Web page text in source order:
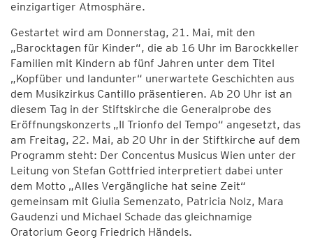
einzigartiger Atmosphäre.
Gestartet wird am Donnerstag, 21. Mai, mit den
„Barocktagen für Kinder“, die ab 16 Uhr im Barockkeller
Familien mit Kindern ab fünf Jahren unter dem Titel
„Kopfüber und landunter“ unerwartete Geschichten aus
dem Musikzirkus Cantillo präsentieren. Ab 20 Uhr ist an
diesem Tag in der Stiftskirche die Generalprobe des
Eröffnungskonzerts „Il Trionfo del Tempo“ angesetzt, das
am Freitag, 22. Mai, ab 20 Uhr in der Stiftkirche auf dem
Programm steht: Der Concentus Musicus Wien unter der
Leitung von Stefan Gottfried interpretiert dabei unter
dem Motto „Alles Vergängliche hat seine Zeit“
gemeinsam mit Giulia Semenzato, Patricia Nolz, Mara
Gaudenzi und Michael Schade das gleichnamige
Oratorium Georg Friedrich Händels.